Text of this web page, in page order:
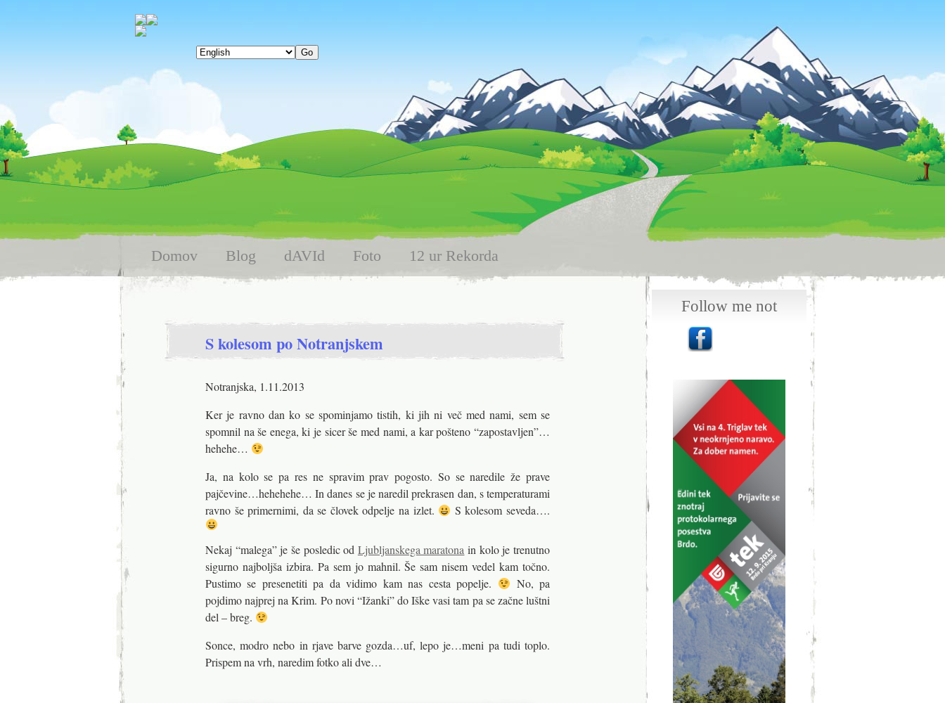
Domov Blog dAVId Foto 12 ur Rekorda
S kolesom po Notranjskem
Notranjska, 1.11.2013
Ker je ravno dan ko se spominjamo tistih, ki jih ni več med nami, sem se
spomnil na še enega, ki je sicer še med nami, a kar pošteno “zapostavljen”…
hehehe…
Ja, na kolo se pa res ne spravim prav pogosto. So se naredile že prave
pajčevine…hehehehe… In danes se je naredil prekrasen dan, s temperaturami
ravno še primernimi, da se človek odpelje na izlet.
S kolesom seveda….
Nekaj “malega” je še posledic od Ljubljanskega maratona in kolo je trenutno
sigurno najboljša izbira. Pa sem jo mahnil. Še sam nisem vedel kam točno.
Pustimo se presenetiti pa da vidimo kam nas cesta popelje.
No, pa
pojdimo najprej na Krim. Po novi “Ižanki” do Iške vasi tam pa se začne luštni
del – breg.
Sonce, modro nebo in rjave barve gozda…uf, lepo je…meni pa tudi toplo.
Prispem na vrh, naredim fotko ali dve…
Follow me not